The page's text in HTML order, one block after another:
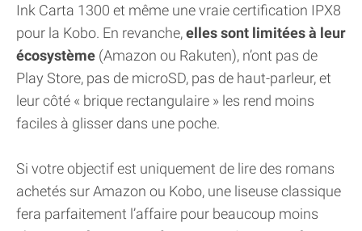
Ink Carta 1300 et même une vraie certification IPX8
pour la Kobo. En revanche,elles sont limitées à leur
écosystème (Amazon ou Rakuten), n’ont pas de
Play Store, pas de microSD, pas de haut-parleur, et
leur côté « brique rectangulaire » les rend moins
faciles à glisser dans une poche.
Si votre objectif est uniquement de lire des romans
achetés sur Amazon ou Kobo, une liseuse classique
fera parfaitement l’affaire pour beaucoup moins